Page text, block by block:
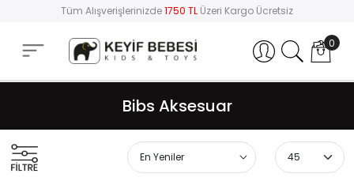
Tüm Alışverişlerinizde1750 TL Üzeri Kargo Ücretsiz
Hesabım 0
Bibs Aksesuar